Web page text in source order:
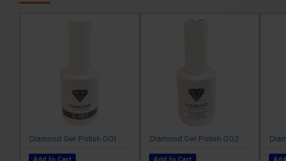
Diamond Gel Polish 001 Diamond Gel Polish 002